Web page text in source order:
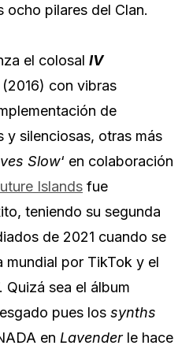
ocho pilares del Clan.
el colosal IV
(2016) con vibras
de
y silenciosas, otras más
Slow‘ en colaboración
Islands fue
teniendo su segunda
de 2021 cuando se
mundial por TikTok y el
Quizá sea el álbum
pues los synths
en Lavenderle hace